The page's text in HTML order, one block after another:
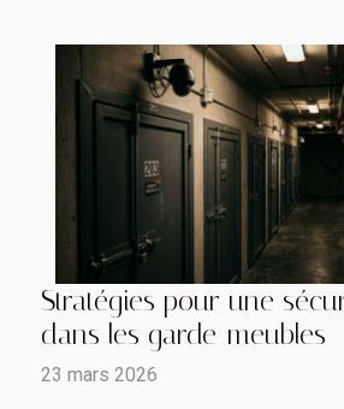
Stratégies pour une
dans les garde-meubles
23 mars 2026